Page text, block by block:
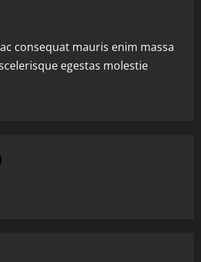
consequat mauris enim massa
egestas molestie